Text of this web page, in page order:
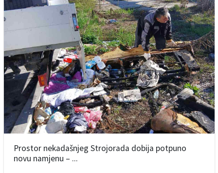
Prostor nekadašnjeg Strojorada dobija potpuno
novu namjenu – ...